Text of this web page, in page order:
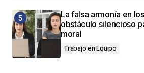
La falsa armonía en
obstáculo silencioso
moral
Trabajo en Equipo